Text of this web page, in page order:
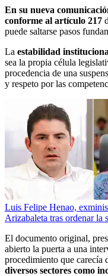
En su nueva
conforme al artículo 217
puede saltarse pasos
La estabilidad
sea la propia célula
procedencia de una
y respeto por las
Luis Felipe Henao,
Arizabaleta tras ordenar la
El documento original,
abierto la puerta a una
procedimiento que carecía
diversos sectores como